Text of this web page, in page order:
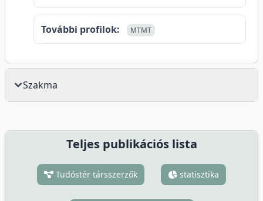
További profilok: MTMT
Szakma
Teljes publikációs lista
Tudóstér társszerzők statisztika